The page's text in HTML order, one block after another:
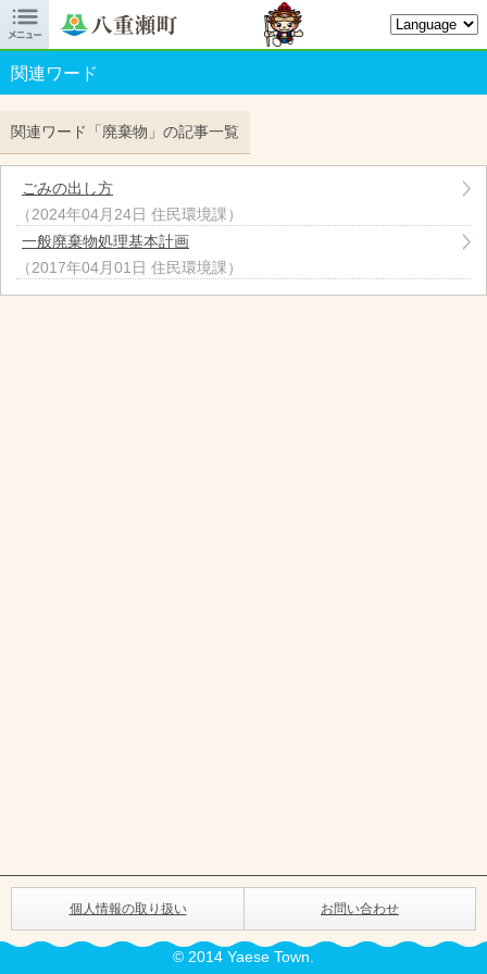
 八重瀬町オフィシャルサイト
関連ワード
関連ワード「廃棄物」の記事一覧
ごみの出し方
（2024年04月24日 住民環境課 ）
一般廃棄物処理基本計画
（2017年04月01日 住民環境課 ）
個人情報の取り扱い お問い合わせ
© 2014 Yaese Town.